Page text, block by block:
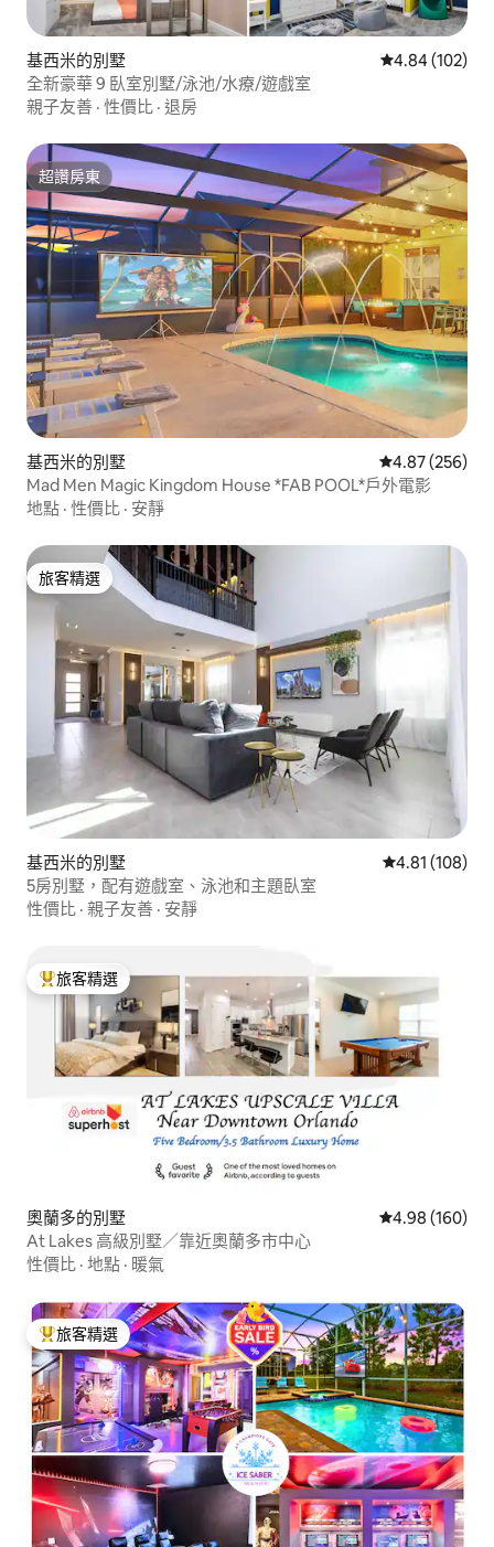
基西米的別墅 從 102 則評價
4.84 (102)
全新豪華 9 臥室別墅/泳池/水療/遊戲室
親子友善 · 性價比 · 退房
超讚房東
超讚房東
基西米的別墅 從 256 則評價
4.87 (256)
Mad Men Magic Kingdom House *FAB POOL*戶外電影
地點 · 性價比 · 安靜
旅客精選
旅客精選
基西米的別墅 從 108 則評價
4.81 (108)
5房別墅，配有遊戲室、泳池和主題臥室
性價比 · 親子友善 · 安靜
旅客精選榜首
旅客精選
奧蘭多的別墅 從 160 則評價
4.98 (160)
At Lakes 高級別墅／靠近奧蘭多市中心
性價比 · 地點 · 暖氣
旅客精選榜首
旅客精選